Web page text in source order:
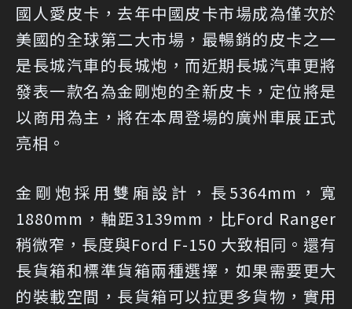
國人愛皮卡，去年中國皮卡市場成為僅次於
美國的全球第二大市場，最暢銷的皮卡之一
是長城汽車的長城炮，而近期長城汽車更將
發表一款名為金剛炮的全新皮卡，定位將是
以商用為主，將在本周登場的廣州車展正式
亮相。
金剛炮採用雙廂設計，長5364mm，寬
1880mm，軸距3139mm，比Ford Ranger
稍微窄，長度與Ford F-150 大致相同。還有
長貨箱和標準貨箱兩種選擇，如果需要更大
的裝載空間，長貨箱可以拉更多貨物，實用